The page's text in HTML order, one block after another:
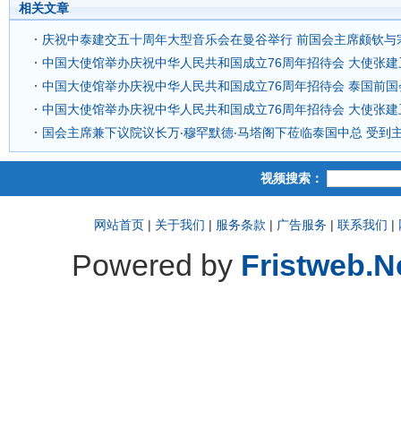
相关文章
庆祝中泰建交五十周年大型音乐会在曼谷举行 前国会主席颇钦
中国大使馆举办庆祝中华人民共和国成立76周年招待会 大使张
中国大使馆举办庆祝中华人民共和国成立76周年招待会 泰国前
中国大使馆举办庆祝中华人民共和国成立76周年招待会 大使张
国会主席兼下议院议长万‧穆罕默德‧马塔阁下莅临泰国中总 受到
视频搜索：
网站首页 | 关于我们 | 服务条款 | 广告服务 |联系我们 |
Powered by